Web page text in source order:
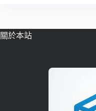
關於本站